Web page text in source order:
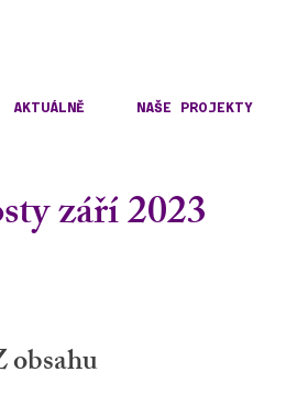
AKTUÁLNĚ NAŠE PROJEKTY
září 2023
obsahu